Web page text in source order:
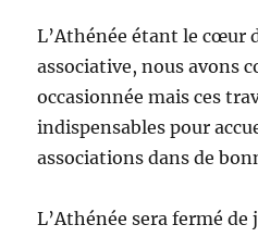
L’Athénée étant le cœur
associative, nous avons
occasionnée mais ces
indispensables pour
associations dans de
L’Athénée sera fermé